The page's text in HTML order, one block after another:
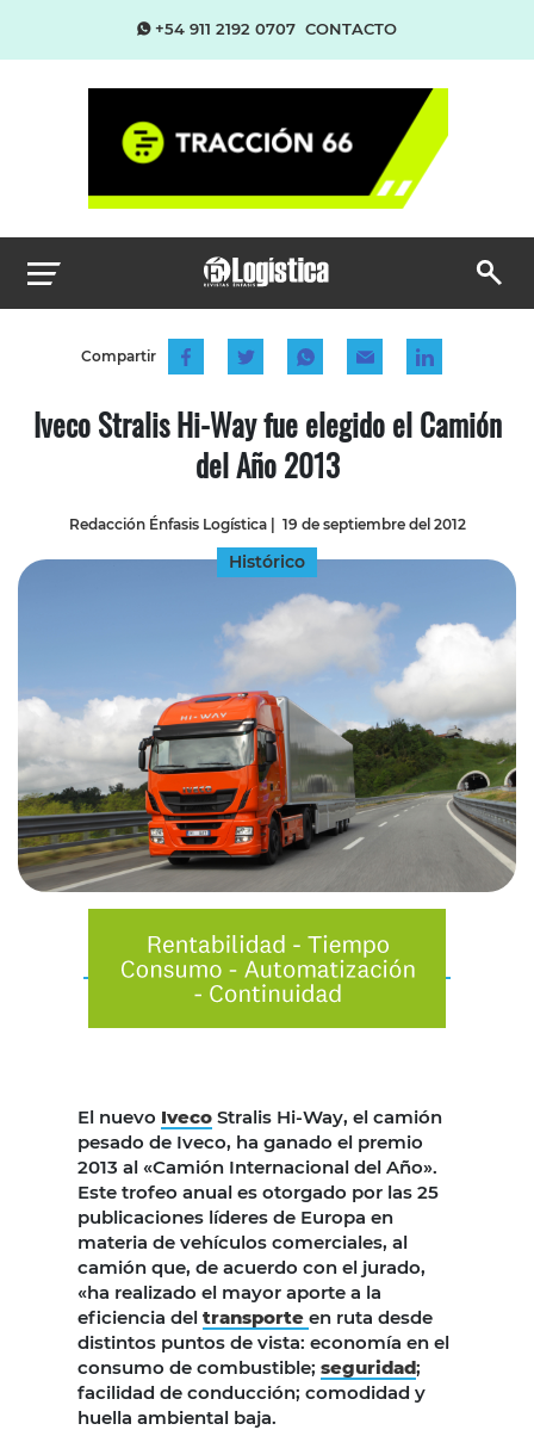
+54 911 2192 0707 CONTACTO
Compartir
Iveco Stralis Hi-Way fue elegido el Camión
del Año 2013
Redacción Énfasis Logística| 19 de septiembre del 2012
Histórico
El nuevo Iveco Stralis Hi-Way, el camión
pesado de Iveco, ha ganado el premio
2013 al «Camión Internacional del Año».
Este trofeo anual es otorgado por las 25
publicaciones líderes de Europa en
materia de vehículos comerciales, al
camión que, de acuerdo con el jurado,
«ha realizado el mayor aporte a la
eficiencia del transporte en ruta desde
distintos puntos de vista: economía en el
consumo de combustible; seguridad;
facilidad de conducción; comodidad y
huella ambiental baja.